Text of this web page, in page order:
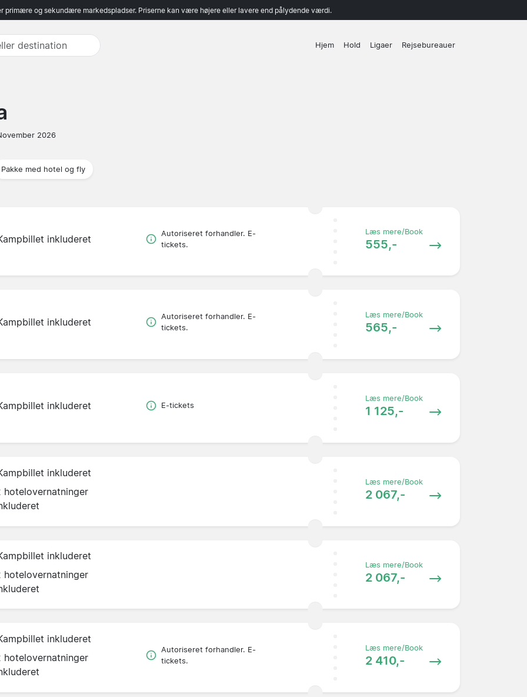
primære og sekundære markedspladser. Priserne kan være højere eller lavere end pålydende værdi.
Hjem Hold Ligaer Rejsebureauer
2026
Pakke med hotel og fly
inkluderet
Autoriseret forhandler. E-
tickets.
Læs mere/Book
555,-
inkluderet
Autoriseret forhandler. E-
tickets.
Læs mere/Book
565,-
inkluderet E-tickets
Læs mere/Book
1 125,-
inkluderet
hotelovernatninger
Læs mere/Book
2 067,-
inkluderet
hotelovernatninger
Læs mere/Book
2 067,-
inkluderet
hotelovernatninger
Autoriseret forhandler. E-
tickets.
Læs mere/Book
2 410,-